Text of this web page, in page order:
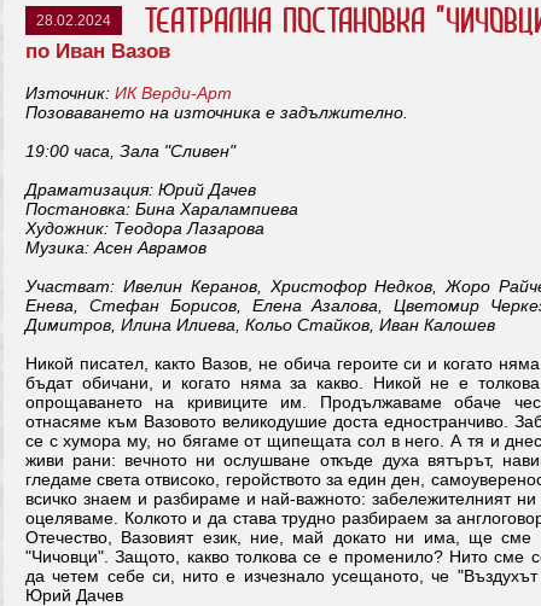
28.02.2024 Театрална постановка
по Иван Вазов
Източник: ИК Верди-Арт
Позоваването на източника е задължително.
19:00 часа, Зала "Сливен"
Драматизация: Юрий Дачев
Постановка: Бина Харалампиева
Художник: Теодора Лазарова
Музика: Асен Аврамов
Участват: Ивелин Керанов, Христофор Недков, Жоро
Енева, Стефан Борисов, Елена Азалова, Цветомир
Димитров, Илина Илиева, Кольо Стайков, Иван Калошев
Никой писател, както Вазов, не обича героите си и когато
бъдат обичани, и когато няма за какво. Никой не е
опрощаването на кривиците им. Продължаваме обаче
отнасяме към Вазовото великодушие доста едностранчиво.
се с хумора му, но бягаме от щипещата сол в него. А тя и
живи рани: вечното ни ослушване откъде духа вятърът,
гледаме света отвисоко, геройството за един ден,
всичко знаем и разбираме и най-важното: забележителният ни
оцеляваме. Колкото и да става трудно разбираем за
Отечество, Вазовият език, ние, май докато ни има, ще сме
"Чичовци". Защото, какво толкова се е променило? Нито сме
да четем себе си, нито е изчезнало усещаното, че
Юрий Дачев